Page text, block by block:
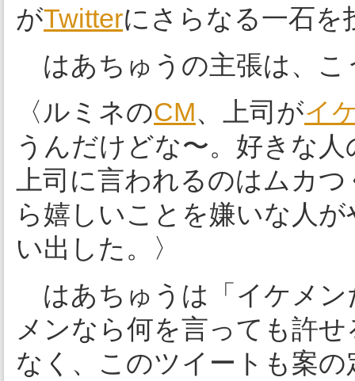
がTwitterにさらなる一石
はあちゅうの主張は、こ
〈ルミネのCM、上司がイ
うんだけどな〜。好きな
上司に言われるのはムカ
ら嬉しいことを嫌いな人
い出した。〉
はあちゅうは「イケメン
メンなら何を言っても許
なく、このツイートも案